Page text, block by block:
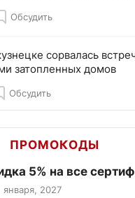
Обсудить
сорвалась
затопленных домов
Обсудить
ПРОМОКОДЫ
5% на все
января, 2027